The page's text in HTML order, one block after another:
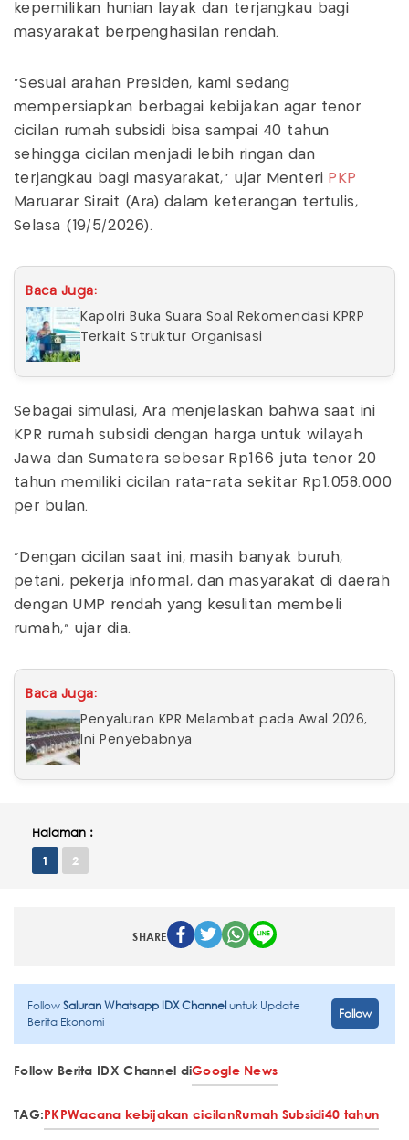
kepemilikan hunian layak dan terjangkau bagi
masyarakat berpenghasilan rendah.
“Sesuai arahan Presiden, kami sedang
mempersiapkan berbagai kebijakan agar tenor
cicilan rumah subsidi bisa sampai 40 tahun
sehingga cicilan menjadi lebih ringan dan
terjangkau bagi masyarakat,” ujar Menteri PKP
Maruarar Sirait (Ara) dalam keterangan tertulis,
Selasa (19/5/2026).
Baca Juga:
Kapolri Buka Suara Soal Rekomendasi KPRP
Terkait Struktur Organisasi
Sebagai simulasi, Ara menjelaskan bahwa saat ini
KPR rumah subsidi dengan harga untuk wilayah
Jawa dan Sumatera sebesar Rp166 juta tenor 20
tahun memiliki cicilan rata-rata sekitar Rp1.058.000
per bulan.
"Dengan cicilan saat ini, masih banyak buruh,
petani, pekerja informal, dan masyarakat di daerah
dengan UMP rendah yang kesulitan membeli
rumah,” ujar dia.
Baca Juga:
Penyaluran KPR Melambat pada Awal 2026,
Ini Penyebabnya
Halaman :
1 2
SHARE
FollowSaluran Whatsapp IDX Channeluntuk Update
Berita Ekonomi
Follow
Follow Berita IDX Channel diGoogle News
TAG:PKPWacana kebijakan cicilanRumah Subsidi40 tahun